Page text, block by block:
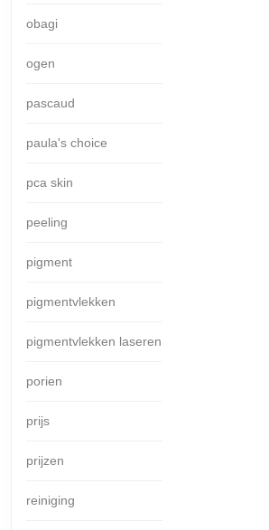
obagi
ogen
pascaud
paula's choice
pca skin
peeling
pigment
pigmentvlekken
pigmentvlekken laseren
porien
prijs
prijzen
reiniging